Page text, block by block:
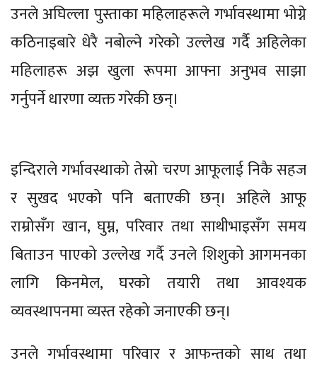
उनले अघिल्ला पुस्ताका महिलाहरूले गर्भावस्थामा भोग्ने
कठिनाइबारे धेरै नबोल्ने गरेको उल्लेख गर्दै अहिलेका
महिलाहरू अझ खुला रूपमा आफ्ना अनुभव साझा
गर्नुपर्ने धारणा व्यक्त गरेकी छन्।
इन्दिराले गर्भावस्थाको तेस्रो चरण आफूलाई निकै सहज
र सुखद भएको पनि बताएकी छन्। अहिले आफू
राम्रोसँग खान, घुम्न, परिवार तथा साथीभाइसँग समय
बिताउन पाएको उल्लेख गर्दै उनले शिशुको आगमनका
लागि किनमेल, घरको तयारी तथा आवश्यक
व्यवस्थापनमा व्यस्त रहेको जनाएकी छन्।
उनले गर्भावस्थामा परिवार र आफन्तको साथ तथा